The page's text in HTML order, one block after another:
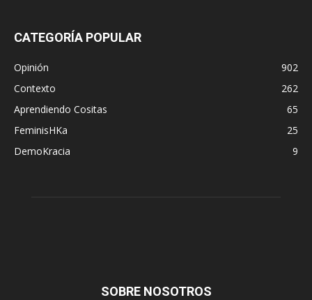
CATEGORÍA POPULAR
Opinión
902
Contexto
262
Aprendiendo Cositas
65
FeminisHKa
25
DemoKracia
9
SOBRE NOSOTROS